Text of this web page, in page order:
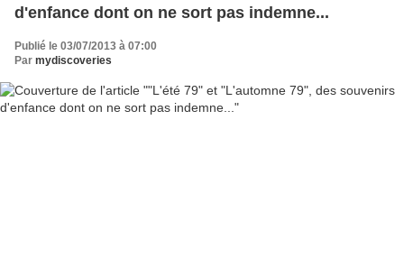
d'enfance dont on ne sort pas indemne...
Publié le 03/07/2013 à 07:00
Par mydiscoveries